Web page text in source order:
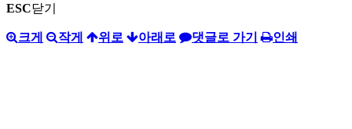
ESC닫기
크게 작게 위로 아래로 댓글로 가기 인쇄